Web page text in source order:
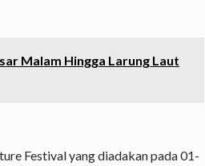
Malam Hingga Larung Laut
Festival yang diadakan pada 01-